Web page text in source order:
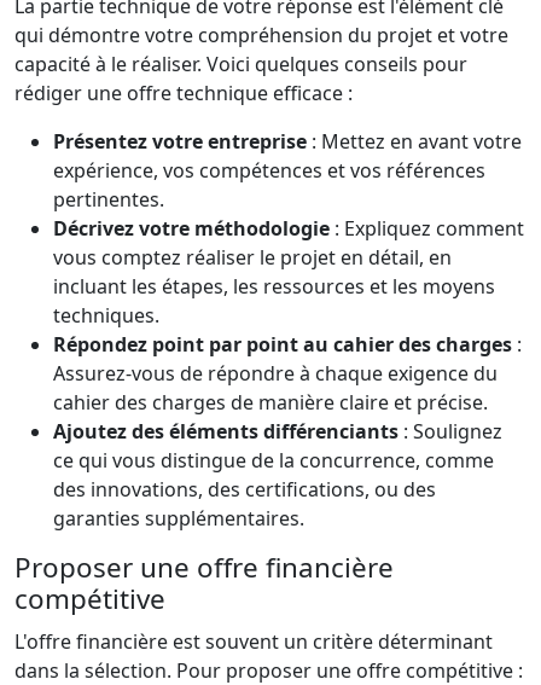
La partie technique de votre réponse est l'élément clé
qui démontre votre compréhension du projet et votre
capacité à le réaliser. Voici quelques conseils pour
rédiger une offre technique efficace :
Présentez votre entreprise : Mettez en avant votre
expérience, vos compétences et vos références
pertinentes.
Décrivez votre méthodologie : Expliquez comment
vous comptez réaliser le projet en détail, en
incluant les étapes, les ressources et les moyens
techniques.
Répondez point par point au cahier des charges :
Assurez-vous de répondre à chaque exigence du
cahier des charges de manière claire et précise.
Ajoutez des éléments différenciants : Soulignez
ce qui vous distingue de la concurrence, comme
des innovations, des certifications, ou des
garanties supplémentaires.
Proposer une offre financière
compétitive
L'offre financière est souvent un critère déterminant
dans la sélection. Pour proposer une offre compétitive :